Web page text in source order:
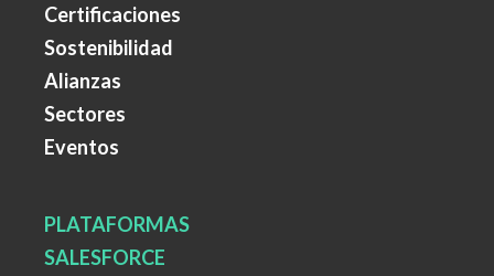
Certificaciones
Sostenibilidad
Alianzas
Sectores
Eventos
PLATAFORMAS
SALESFORCE